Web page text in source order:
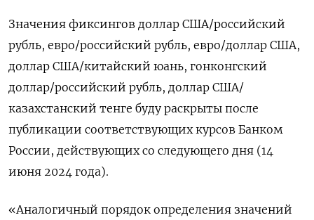
Значения фиксингов доллар США/российский
рубль, евро/российский рубль, евро/доллар США,
доллар США/китайский юань, гонконгский
доллар/российский рубль, доллар США/
казахстанский тенге буду раскрыты после
публикации соответствующих курсов Банком
России, действующих со следующего дня (14
июня 2024 года).
«Аналогичный порядок определения значений